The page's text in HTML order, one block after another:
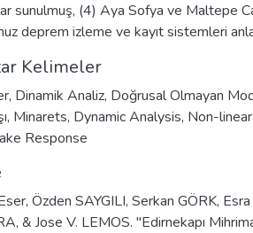
sunulmuş, (4) Aya Sofya ve Maltepe
deprem izleme ve kayıt sistemleri
Kelimeler
, Dinamik Analiz, Doğrusal Olmayan
, Minarets, Dynamic Analysis, Non-
Response
Özden SAYGILI, Serkan GÖRK,
& Jose V. LEMOS. "Edirnekapı